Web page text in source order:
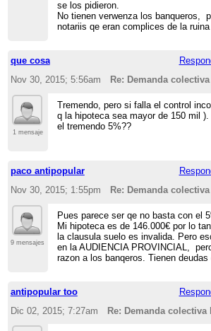
se los pidieron.
No tienen verwenza los banqueros,
notariis qe eran complices de la
que cosa
Nov 30, 2015; 5:56am
Re: Demanda
1 mensaje
Tremendo, pero si falla el control
q la hipoteca sea mayor de 150 mil
el tremendo 5%??
paco antipopular
Nov 30, 2015; 1:55pm
Re: Demanda
9 mensajes
Pues parece ser qe no basta con el
Mi hipoteca es de 146.000€ por lo
la clausula suelo es invalida. Pero
en la AUDIENCIA PROVINCIAL,
razon a los banqeros. Tienen deudas
antipopular too
Dic 02, 2015; 7:27am
Re: Demanda colectiva